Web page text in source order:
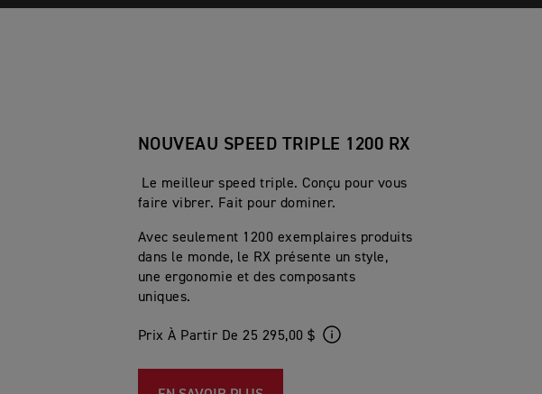
NOUVEAU SPEED TRIPLE 1200 RX
Le meilleur speed triple. Conçu pour vous
faire vibrer. Fait pour dominer.
Avec seulement 1200 exemplaires produits
dans le monde, le RX présente un style,
une ergonomie et des composants
uniques.
Prix À Partir De 25 295,00 $